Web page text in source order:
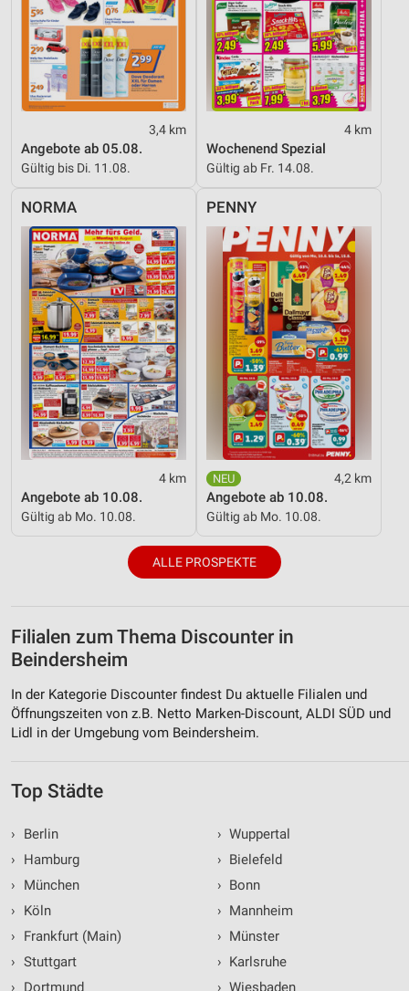
3,4 km
Angebote ab 05.08.
Gültig bis Di. 11.08.
4 km
Wochenend Spezial
Gültig ab Fr. 14.08.
NORMA
4 km
Angebote ab 10.08.
Gültig ab Mo. 10.08.
PENNY
4,2 km
Angebote ab 10.08.
Gültig ab Mo. 10.08.
ALLE PROSPEKTE
Filialen zum Thema Discounter in
Beindersheim
In der Kategorie Discounter findest Du aktuelle Filialen und
Öffnungszeiten von z.B. Netto Marken-Discount, ALDI SÜD und
Lidl in der Umgebung vom Beindersheim.
Top Städte
›
Berlin
›
Hamburg
›
München
›
Köln
›
Frankfurt (Main)
› Stuttgart
›
Dortmund
› Wuppertal
› Bielefeld
› Bonn
› Mannheim
› Münster
› Karlsruhe
› Wiesbaden